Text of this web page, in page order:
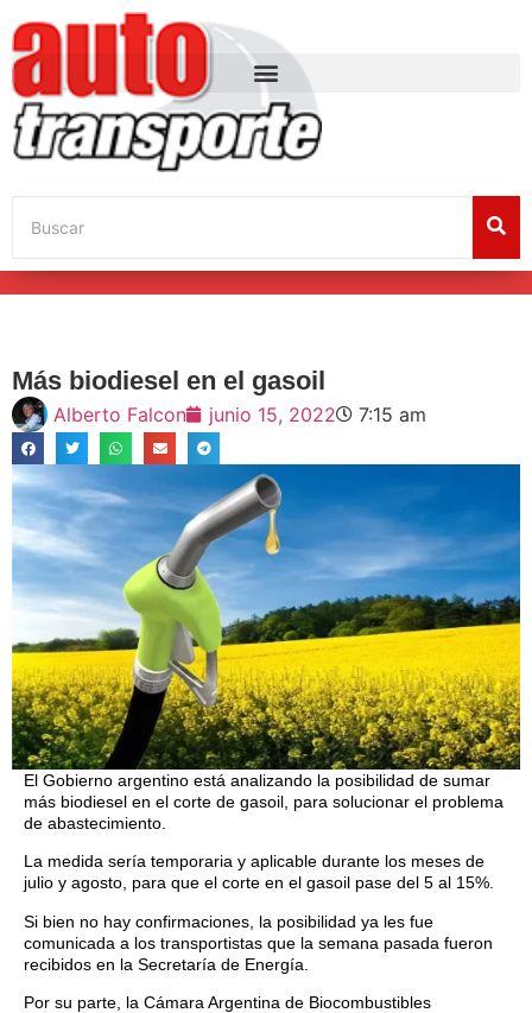
Más biodiesel en el gasoil
Alberto Falcon junio 15, 2022 7:15 am
El Gobierno argentino está analizando la posibilidad de sumar
más biodiesel en el corte de gasoil, para solucionar el problema
de abastecimiento.
La medida sería temporaria y aplicable durante los meses de
julio y agosto, para que el corte en el gasoil pase del 5 al 15%.
Si bien no hay confirmaciones, la posibilidad ya les fue
comunicada a los transportistas que la semana pasada fueron
recibidos en la Secretaría de Energía.
Por su parte, la Cámara Argentina de Biocombustibles